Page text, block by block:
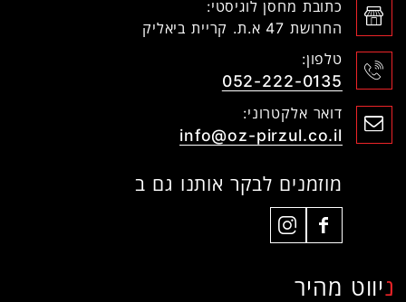
כתובת מחסן לוגיסטי:
החרושת 47 א.ת. קריית ביאליק
טלפון:
052-222-0135
דואר אלקטרוני:
info@oz-pirzul.co.il
מוזמנים לבקר אותנו גם ב
ניווט מהיר